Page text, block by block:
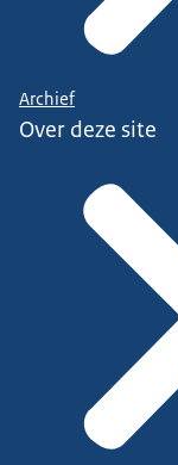
Archief
Over deze site